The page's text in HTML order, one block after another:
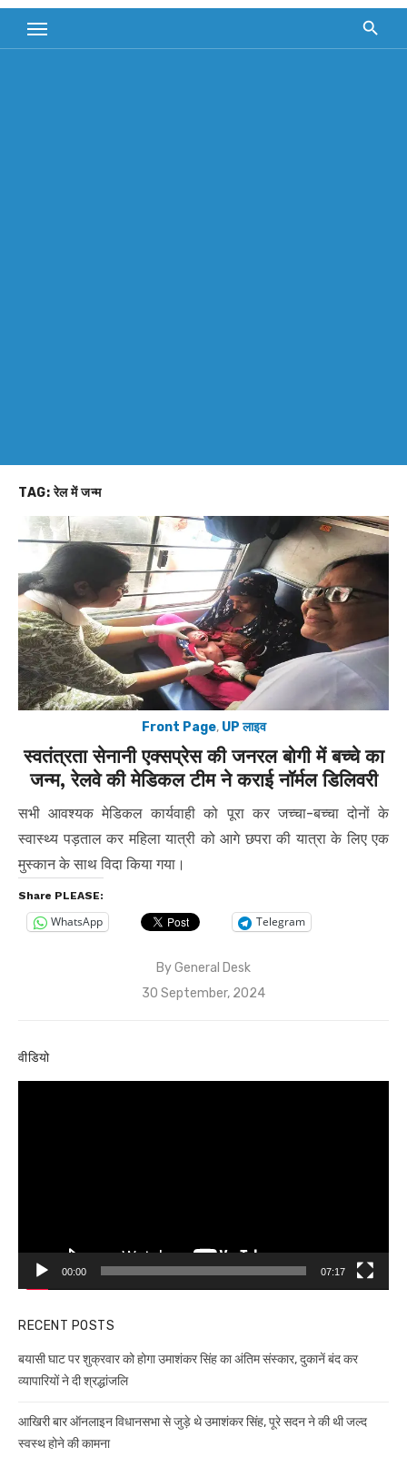
TAG:रेल में जन्म
Front Page, UP लाइव
स्वतंत्रता सेनानी एक्सप्रेस की जनरल बोगी में बच्चे का
जन्म, रेलवे की मेडिकल टीम ने कराई नॉर्मल डिलिवरी
सभी आवश्यक मेडिकल कार्यवाही को पूरा कर जच्चा-बच्चा दोनों के
स्वास्थ्य पड़ताल कर महिला यात्री को आगे छपरा की यात्रा के लिए एक
मुस्कान के साथ विदा किया गया।
Share PLEASE:
WhatsApp Telegram
ByGeneral Desk
Posted
30 September, 2024
वीडियो
00:00 07:17
RECENT POSTS
बयासी घाट पर शुक्रवार को होगा उमाशंकर सिंह का अंतिम संस्कार, दुकानें बंद कर
व्यापारियों ने दी श्रद्धांजलि
आखिरी बार ऑनलाइन विधानसभा से जुड़े थे उमाशंकर सिंह, पूरे सदन ने की थी जल्द
स्वस्थ होने की कामना